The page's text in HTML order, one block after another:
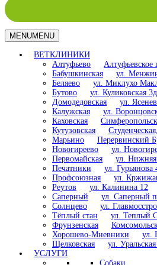
MENUMENU
ВЕТКЛИНИКИ
Алтуфьево
Алтуфьевское
Бабушкинская
ул.
Беляево
ул. Миклухо
Бутово
ул. Куликовская 3д
Домодедовская
ул.
Калужская
ул.
Каховская
Кутузовская
Марьино
Перервинский
Новогиреево
ул.
Первомайская
ул. Нижняя
Печатники
ул. Гурьянова
Профсоюзная
ул.
Реутов
ул. Калинина 12
Саперный
ул. Саперный
Солнцево
ул.
Тёплый стан
ул. Теплый
Фрунзенская
Хорошево-Мневники
ул.
Щелковская
ул.
УСЛУГИ
Собаки